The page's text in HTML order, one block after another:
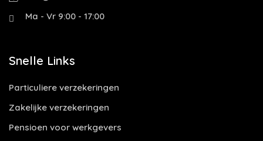
Ma - Vr 9:00 - 17:00
Snelle Links
Particuliere verzekeringen
Zakelijke verzekeringen
Pensioen voor werkgevers